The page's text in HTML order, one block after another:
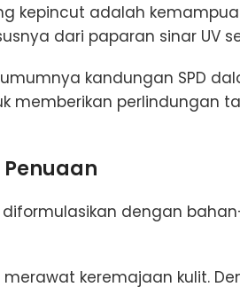
kepincut adalah
dari paparan sinar UV
kandungan SPD
memberikan perlindungan
dengan
keremajaan kulit.